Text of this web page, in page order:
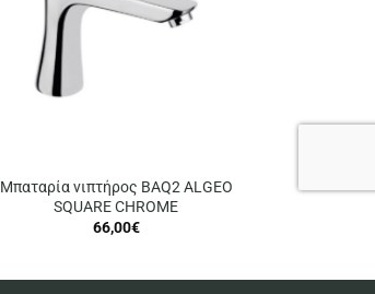
Μπαταρία νιπτήρος BAQ2 ALGEO
SQUARE CHROME
66,00€